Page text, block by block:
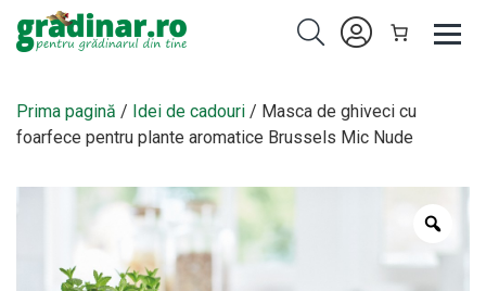
Prima pagină / Idei de cadouri / Masca de ghiveci cu
foarfece pentru plante aromatice Brussels Mic Nude